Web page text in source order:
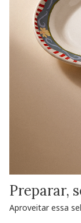
Preparar,
Aproveitar essa